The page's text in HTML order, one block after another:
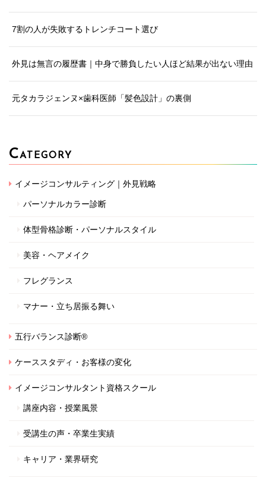
7割の人が失敗するトレンチコート選び
外見は無言の履歴書｜中身で勝負したい人ほど結果が出ない理由
元タカラジェンヌ×歯科医師「髪色設計」の裏側
CATEGORY
イメージコンサルティング｜外見戦略
パーソナルカラー診断
体型骨格診断・パーソナルスタイル
美容・ヘアメイク
フレグランス
マナー・立ち居振る舞い
五行バランス診断®
ケーススタディ・お客様の変化
イメージコンサルタント資格スクール
講座内容・授業風景
受講生の声・卒業生実績
キャリア・業界研究